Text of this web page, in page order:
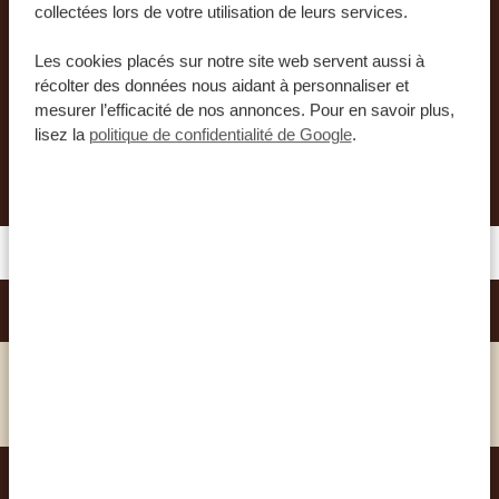
collectées lors de votre utilisation de leurs services.
Les cookies placés sur notre site web servent aussi à
récolter des données nous aidant à personnaliser et
mesurer l’efficacité de nos annonces. Pour en savoir plus,
lisez la politique de confidentialité de Google.
à organiser le plus beau voyage de votre vie.
DEMANDER UN DEVIS POUR CE VOYAGE